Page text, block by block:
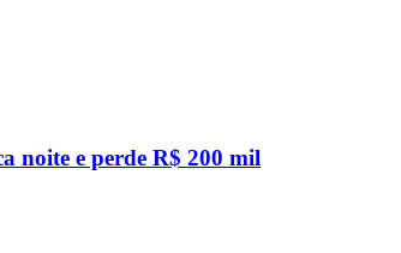
noite e perde R$ 200 mil